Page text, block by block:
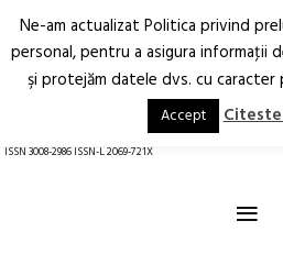
Arhitectură.
Oraș.
ISSN 3008-2986 ISSN-L 2069-721X
≡
Ne-am actualizat Politica privind
personal, pentru a asigura informaţii
şi protejăm datele dvs. cu
Accept